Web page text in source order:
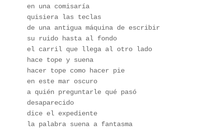
en una comisaría
quisiera las teclas
de una antigua máquina de escribir
su ruido hasta al fondo
el carril que llega al otro lado
hace tope y suena
hacer tope como hacer pie
en este mar oscuro
a quién preguntarle qué pasó
desaparecido
dice el expediente
la palabra suena a fantasma